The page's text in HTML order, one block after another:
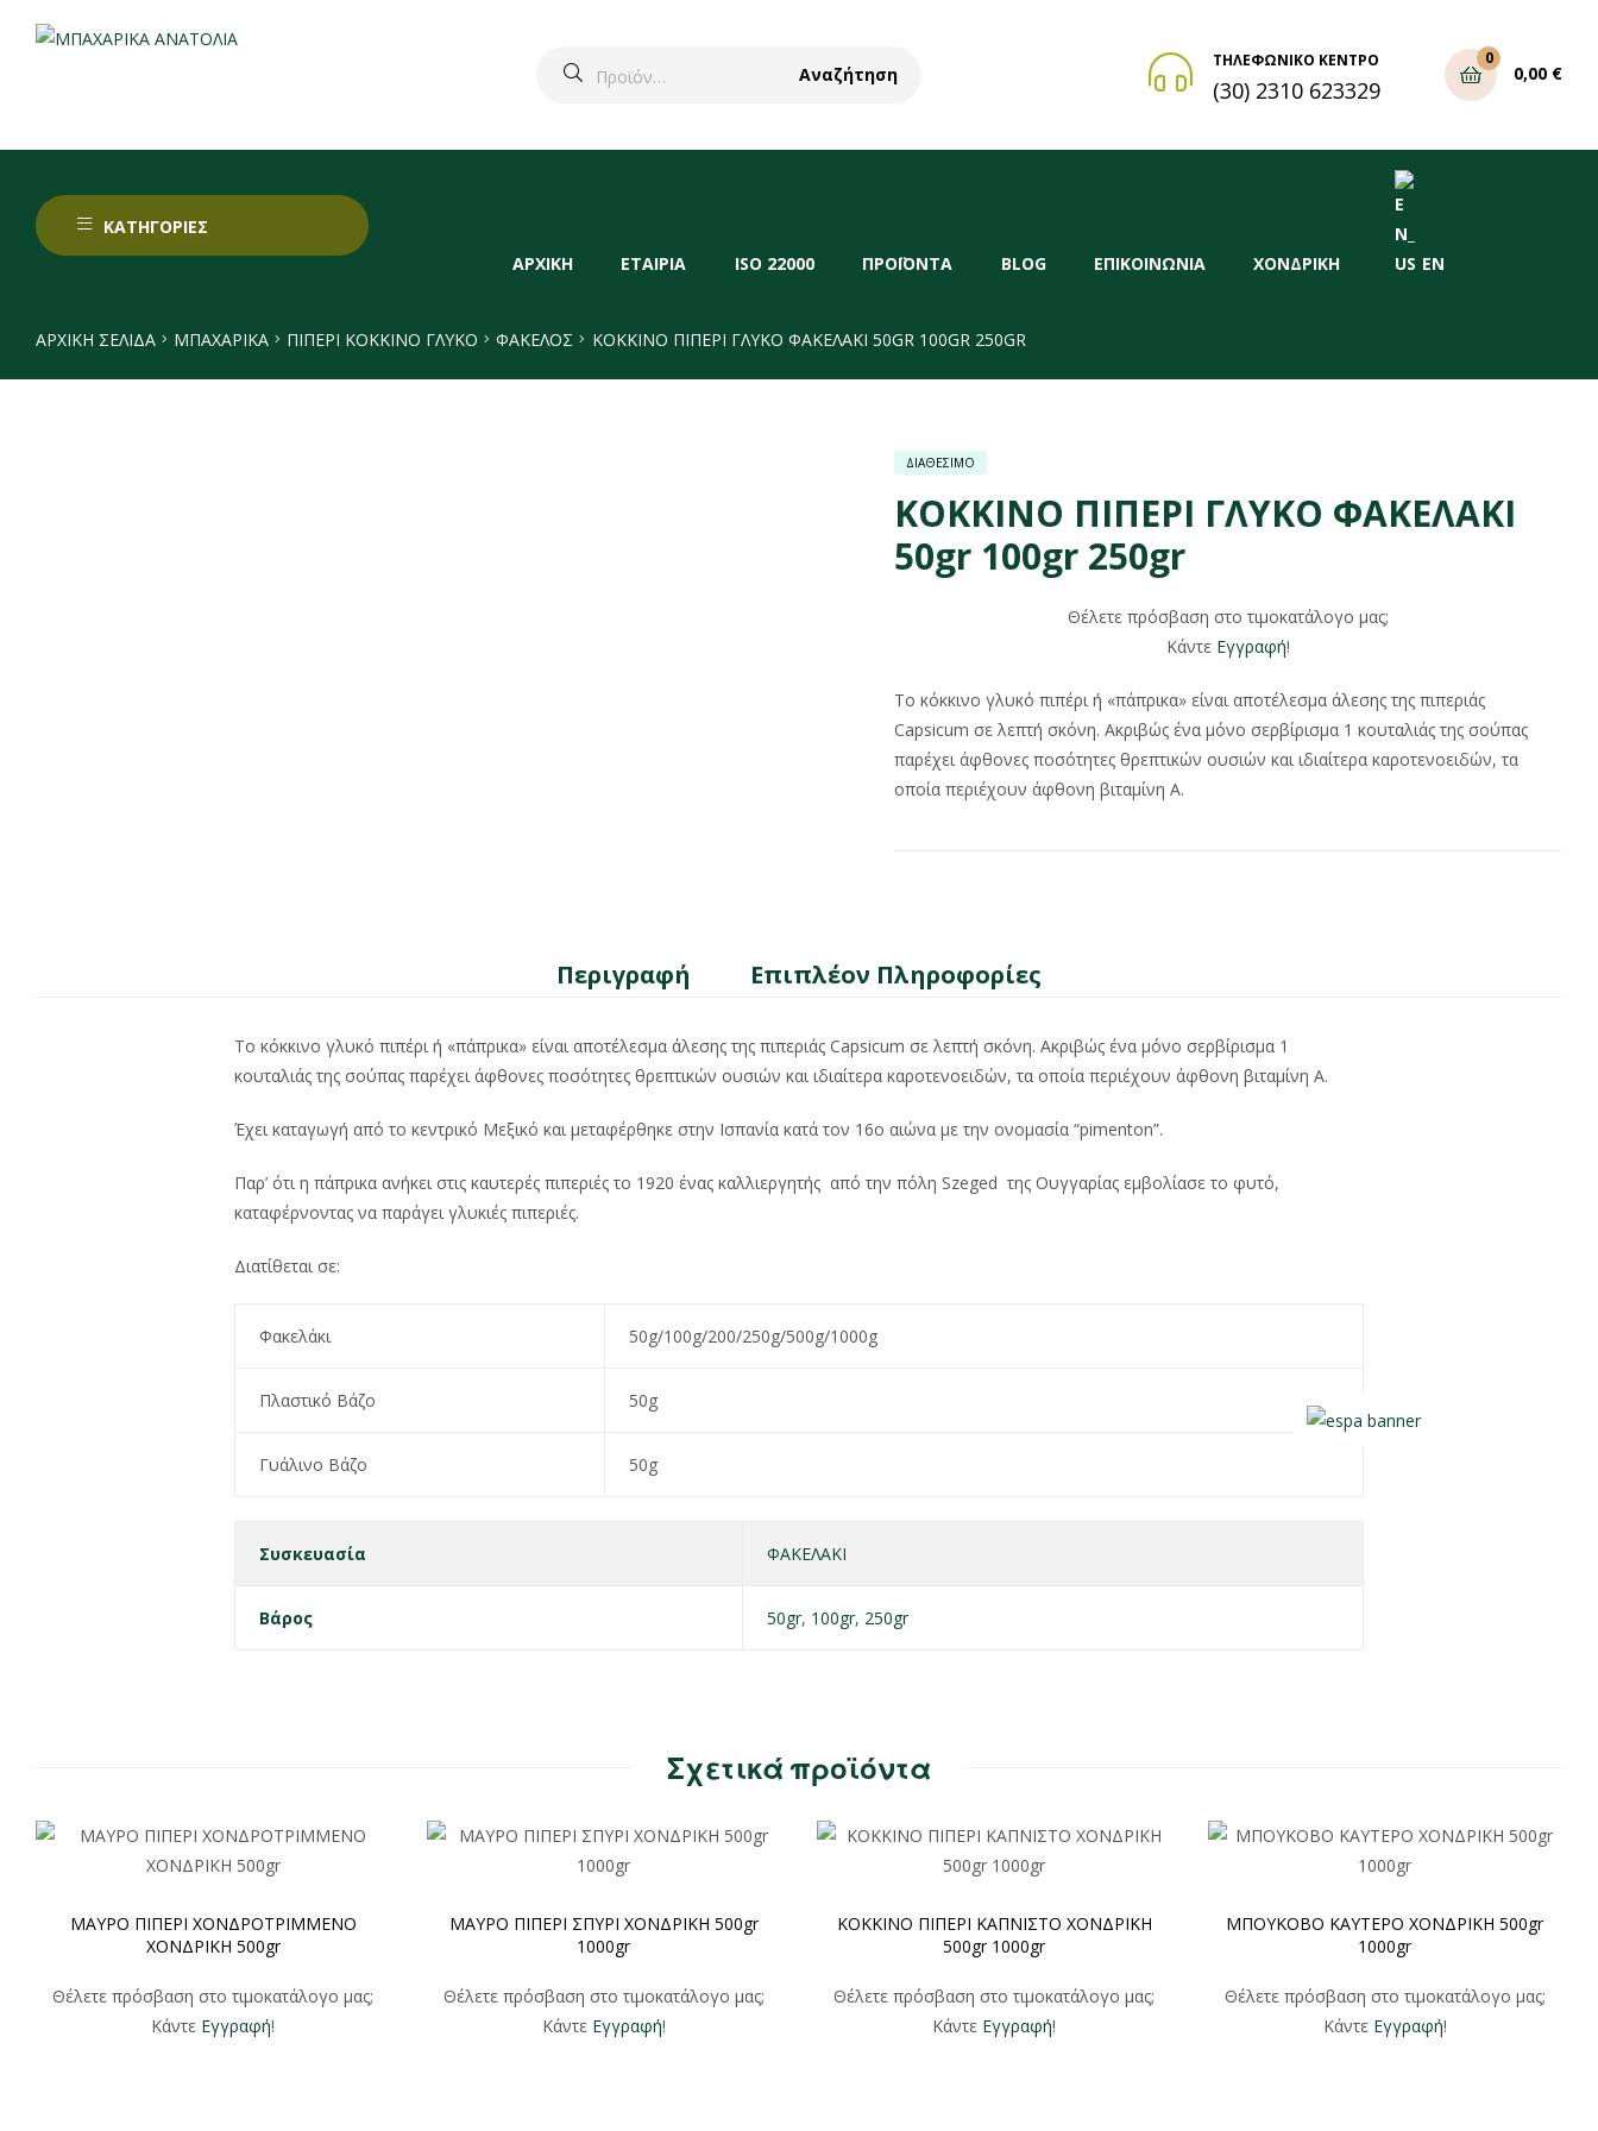
Αναζήτηση
ΤΗΛΕΦΩΝΙΚΟ ΚΕΝΤΡΟ
(30) 2310 623329
0
0,00 €
ΚΑΤΗΓΟΡΙΕΣ
ΑΡΧΙΚΗ
ΕΤΑΙΡΙΑ ISO 22000 ΠΡΟΪΟΝΤΑ BLOG ΕΠΙΚΟΙΝΩΝΙΑ ΧΟΝΔΡΙΚΗ EN
ΑΡΧΙΚΉ ΣΕΛΊΔΑ ΜΠΑΧΑΡΙΚΑ ΠΙΠΈΡΙ ΚΌΚΚΙΝΟ ΓΛΥΚΌ ΦΆΚΕΛΟΣ ΚΟΚΚΙΝΟ ΠΙΠΕΡΙ ΓΛΥΚΟ ΦΑΚΕΛΑΚΙ 50GR 100GR 250GR
ΔΙΑΘΕΣΙΜΟ
ΚΟΚΚΙΝΟ ΠΙΠΕΡΙ ΓΛΥΚΟ ΦΑΚΕΛΑΚΙ
50gr 100gr 250gr
Θέλετε πρόσβαση στο τιμοκατάλογο μας;
Κάντε Εγγραφή!
Το κόκκινο γλυκό πιπέρι ή «πάπρικα» είναι αποτέλεσμα άλεσης της πιπεριάς
Capsicum σε λεπτή σκόνη. Ακριβώς ένα μόνο σερβίρισμα 1 κουταλιάς της σούπας
παρέχει άφθονες ποσότητες θρεπτικών ουσιών και ιδιαίτερα καροτενοειδών, τα
οποία περιέχουν άφθονη βιταμίνη Α.
Περιγραφή Επιπλέον Πληροφορίες
Το κόκκινο γλυκό πιπέρι ή «πάπρικα» είναι αποτέλεσμα άλεσης της πιπεριάς Capsicum σε λεπτή σκόνη. Ακριβώς ένα μόνο σερβίρισμα 1
κουταλιάς της σούπας παρέχει άφθονες ποσότητες θρεπτικών ουσιών και ιδιαίτερα καροτενοειδών, τα οποία περιέχουν άφθονη βιταμίνη Α.
Έχει καταγωγή από το κεντρικό Μεξικό και μεταφέρθηκε στην Ισπανία κατά τον 16ο αιώνα με την ονομασία “pimenton”.
Παρ’ ότι η πάπρικα ανήκει στις καυτερές πιπεριές το 1920 ένας καλλιεργητής από την πόλη Szeged της Ουγγαρίας εμβολίασε το φυτό,
καταφέρνοντας να παράγει γλυκιές πιπεριές.
Διατίθεται σε:
Φακελάκι 50g/100g/200/250g/500g/1000g
Πλαστικό Βάζο 50g
Γυάλινο Βάζο 50g
Συσκευασία ΦΑΚΕΛΑΚΙ
Βάρος 50gr, 100gr, 250gr
Σχετικά προϊόντα
ΜΑΥΡΟ ΠΙΠΕΡΙ ΧΟΝΔΡΟΤΡΙΜΜΕΝΟ
ΧΟΝΔΡΙΚΗ 500gr
Θέλετε πρόσβαση στο τιμοκατάλογο μας;
Κάντε Εγγραφή!
ΜΑΥΡΟ ΠΙΠΕΡΙ ΣΠΥΡΙ ΧΟΝΔΡΙΚΗ 500gr
1000gr
Θέλετε πρόσβαση στο τιμοκατάλογο μας;
Κάντε Εγγραφή!
ΚΟΚΚΙΝΟ ΠΙΠΕΡΙ ΚΑΠΝΙΣΤΟ ΧΟΝΔΡΙΚΗ
500gr 1000gr
Θέλετε πρόσβαση στο τιμοκατάλογο μας;
Κάντε Εγγραφή!
ΜΠΟΥΚΟΒΟ ΚΑΥΤΕΡΟ ΧΟΝΔΡΙΚΗ 500gr
1000gr
Θέλετε πρόσβαση στο τιμοκατάλογο μας;
Κάντε Εγγραφή!